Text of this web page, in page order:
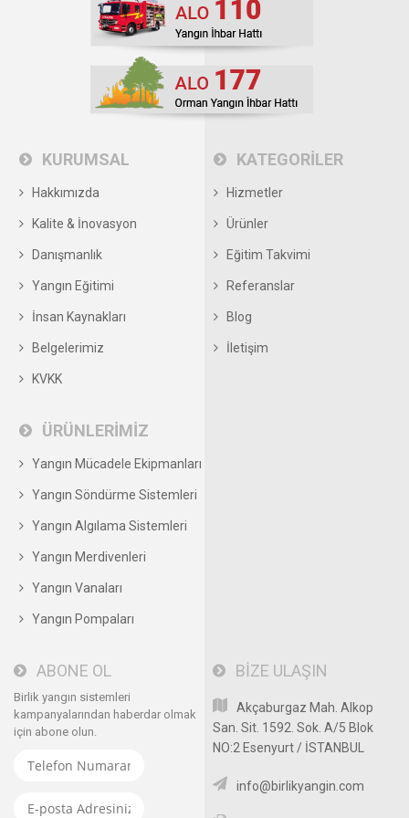
KURUMSAL
Hakkımızda
Kalite & İnovasyon
Danışmanlık
Yangın Eğitimi
İnsan Kaynakları
Belgelerimiz
KVKK
KATEGORİLER
Hizmetler
Ürünler
Eğitim Takvimi
Referanslar
Blog
İletişim
ÜRÜNLERİMİZ
Yangın Mücadele Ekipmanları
Yangın Söndürme Sistemleri
Yangın Algılama Sistemleri
Yangın Merdivenleri
Yangın Vanaları
Yangın Pompaları
ABONE OL
Birlik yangın sistemleri
kampanyalarından haberdar olmak
için abone olun.
BİZE ULAŞIN
Akçaburgaz Mah. Alkop
San. Sit. 1592. Sok. A/5 Blok
NO:2 Esenyurt / İSTANBUL
info@birlikyangin.com